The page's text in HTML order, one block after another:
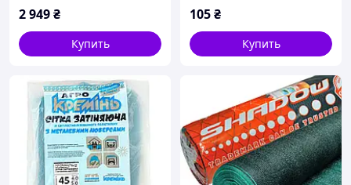
2 949₴
Купить
105₴
Купить